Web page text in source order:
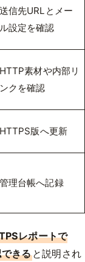
送信先URLとメー
ル設定を確認
HTTP素材や内部リ
ンクを確認
HTTPS版へ更新
管理台帳へ記録
レポートで
きると説明され